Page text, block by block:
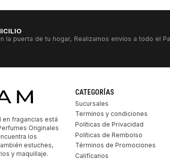
la puerta de tu hogar, Realizamos envíos a todo el
en fragancias está
Originales
los
estuches,
y maquillaje.
CATEGORÍAS
Sucursales
Terminos y condiciones
Políticas de Privacidad
Políticas de Rembolso
Términos de Promociones
Califícanos